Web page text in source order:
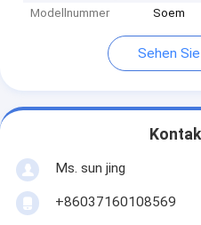
Modellnummer
Soem
Sehen
Ms. sun jing
+86037160108569